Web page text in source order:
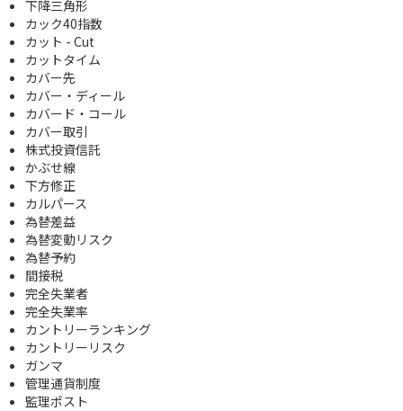
下降三角形
カック40指数
カット - Cut
カットタイム
カバー先
カバー・ディール
カバード・コール
カバー取引
株式投資信託
かぶせ線
下方修正
カルパース
為替差益
為替変動リスク
為替予約
間接税
完全失業者
完全失業率
カントリーランキング
カントリーリスク
ガンマ
管理通貨制度
監理ポスト